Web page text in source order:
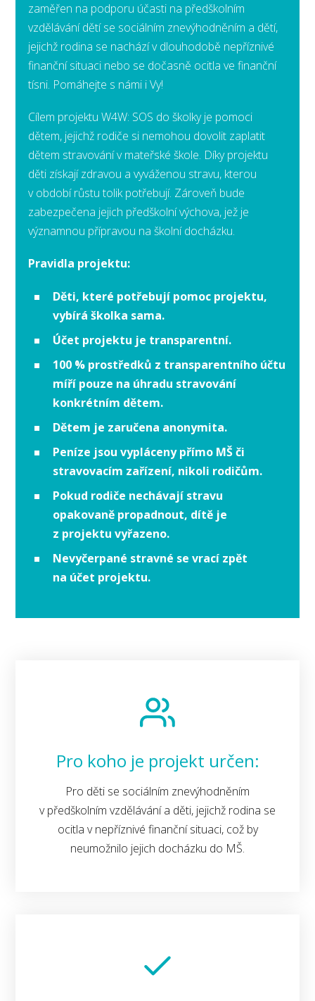
zaměřen na podporu účasti na předškolním
vzdělávání dětí se sociálním znevýhodněním a dětí,
jejichž rodina se nachází v dlouhodobě nepříznivé
finanční situaci nebo se dočasně ocitla ve finanční
tísni. Pomáhejte s námi i Vy!
Cílem projektu W4W: SOS do školky je pomoci
dětem, jejichž rodiče si nemohou dovolit zaplatit
dětem stravování v mateřské škole. Díky projektu
děti získají zdravou a vyváženou stravu, kterou
v období růstu tolik potřebují. Zároveň bude
zabezpečena jejich předškolní výchova, jež je
významnou přípravou na školní docházku.
Pravidla projektu:
Děti, které potřebují pomoc projektu,
vybírá školka sama.
Účet projektu je transparentní.
100 % prostředků z transparentního účtu
míří pouze na úhradu stravování
konkrétním dětem.
Dětem je zaručena anonymita.
Peníze jsou vypláceny přímo MŠ či
stravovacím zařízení, nikoli rodičům.
Pokud rodiče nechávají stravu
opakovaně propadnout, dítě je
z projektu vyřazeno.
Nevyčerpané stravné se vrací zpět
na účet projektu.
Pro koho je projekt určen:
Pro děti se sociálním znevýhodněním
v předškolním vzdělávání a děti, jejichž rodina se
ocitla v nepříznivé finanční situaci, což by
neumožnilo jejich docházku do MŠ.